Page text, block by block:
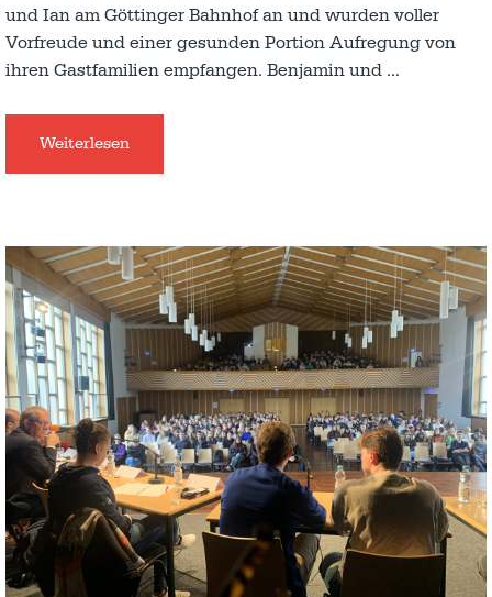
und Ian am Göttinger Bahnhof an und wurden voller
Vorfreude und einer gesunden Portion Aufregung von
ihren Gastfamilien empfangen. Benjamin und …
Weiterlesen